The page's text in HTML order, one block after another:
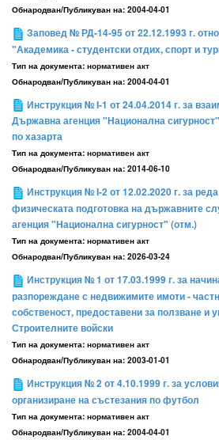
Обнародван/Публикуван на: 2004-04-01
Заповед № РД-14-95 от 22.12.1993 г.
"Академика - студентски отдих, спорт и
Тип на документа: нормативен акт
Обнародван/Публикуван на: 2004-04-01
Инструкция № I-1 от 24.04.2014 г. за
Държавна агенция "Национална
по хазарта
Тип на документа: нормативен акт
Обнародван/Публикуван на: 2014-06-10
Инструкция № І-2 от 12.02.2020 г. за
физическата подготовка на държавните
агенция "Национална сигурност" (отм.)
Тип на документа: нормативен акт
Обнародван/Публикуван на: 2026-03-24
Инструкция № 1 от 17.03.1999 г. за
разпореждане с недвижимите имоти -
собственост, предоставени за ползване и
Строителните войски
Тип на документа: нормативен акт
Обнародван/Публикуван на: 2003-01-01
Инструкция № 2 от 4.10.1999 г. за
организиране на състезания по футбол
Тип на документа: нормативен акт
Обнародван/Публикуван на: 2004-04-01